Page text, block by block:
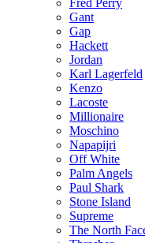
Fred Perry
Gant
Gap
Hackett
Jordan
Karl Lagerfeld
Kenzo
Lacoste
Millionaire
Moschino
Napapijri
Off White
Palm Angels
Paul Shark
Stone Island
Supreme
The North